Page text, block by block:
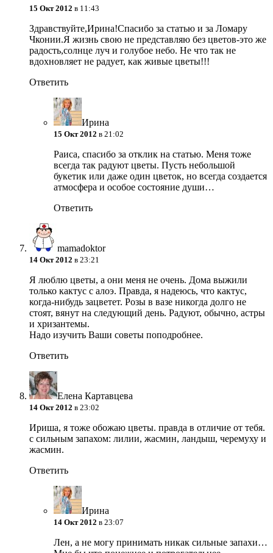
15 Окт 2012 в 11:43
Здравствуйте,Ирина!Спасибо за статью и за Ломару
Чконии.Я жизнь свою не представляю без цветов-это же
радость,солнце луч и голубое небо. Не что так не
вдохновляет не радует, как живые цветы!!!
Ответить
Ирина
15 Окт 2012 в 21:02
Раиса, спасибо за отклик на статью. Меня тоже
всегда так радуют цветы. Пусть небольшой
букетик или даже один цветок, но всегда создается
атмосфера и особое состояние души…
Ответить
mamadoktor
14 Окт 2012 в 23:21
Я люблю цветы, а они меня не очень. Дома выжили
только кактус с алоэ. Правда, я надеюсь, что кактус,
когда-нибудь зацветет. Розы в вазе никогда долго не
стоят, вянут на следующий день. Радуют, обычно, астры
и хризантемы.
Надо изучить Ваши советы поподробнее.
Ответить
Елена Картавцева
14 Окт 2012 в 23:02
Ириша, я тоже обожаю цветы. правда в отличие от тебя.
с сильным запахом: лилии, жасмин, ландыш, черемуху и
жасмин.
Ответить
Ирина
14 Окт 2012 в 23:07
Лен, а не могу принимать никак сильные запахи…